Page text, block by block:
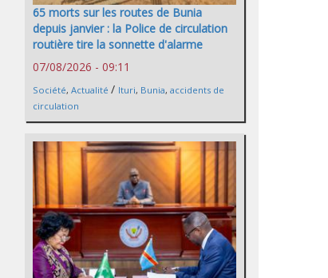
65 morts sur les routes de Bunia
depuis janvier : la Police de circulation
routière tire la sonnette d'alarme
07/08/2026 - 09:11
Société, Actualité / Ituri, Bunia, accidents de
circulation